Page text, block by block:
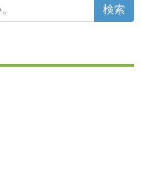
検索